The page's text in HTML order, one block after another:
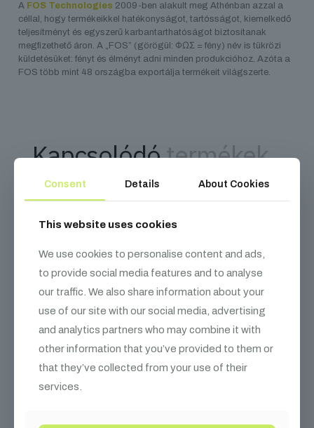
A FOS Technologies 2009-ben alakult meg Athénban azzal a
céllal, hogy termékeikkel hatékonyságot, tartósságot, kiemelkedő
teljesítményt és egyszerű karbantarthatóságot biztosítanak
megfizethető áron. A „FOS” (görögül: ΦΩΣ = fény) név is tükrözi
küldetésüket: fényt és élményt adni minden produkcióhoz. Azóta a
FOS több mint 48 országba exportálja termékeit világszerte.
Kapcsolódótermékek
Consent Details About Cookies
This website uses cookies
We use cookies to personalise content and ads,
to provide social media features and to analyse
our traffic. We also share information about your
use of our site with our social media, advertising
and analytics partners who may combine it with
other information that you’ve provided to them or
that they’ve collected from your use of their
services.